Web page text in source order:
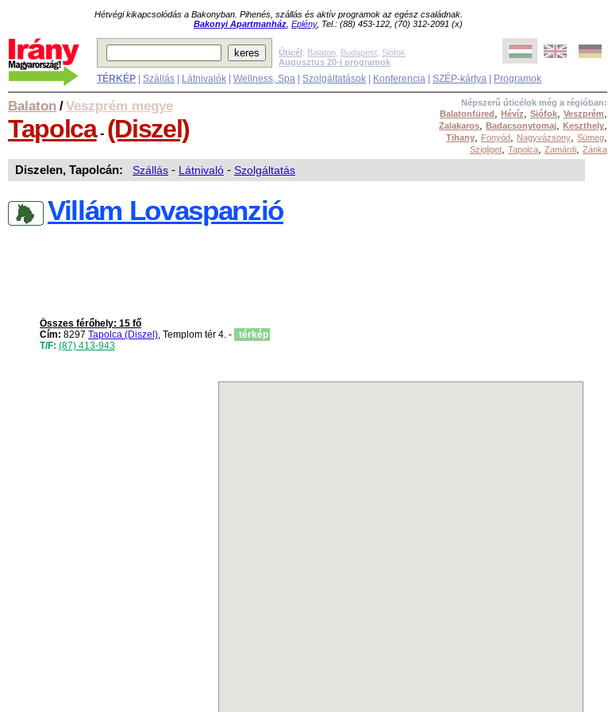
Hétvégi kikapcsolódás a Bakonyban. Pihenés, szállás és aktív programok az egész családnak.
Bakonyi Apartmanház Eplény, Tel.: (88) 453-122, (70) 312-2091 (x)
Úticél: Balaton Budapest Siófok
Augusztus 20-i programok
TÉRKÉP Szállás Látnivalók Wellness, Spa Szolgáltatások Konferencia SZÉP-kártya Programok
Népszerű úticélok még a régióban:
Balatonfüred, Hévíz, Siófok, Veszprém,
Zalakaros, Badacsonytomaj, Keszthely,
Tihany, Fonyód, Nagyvázsony, Sümeg,
Szigliget, Tapolca, Zamárdi, Zánka
Balaton /Veszprém megye
Tapolca - (Diszel)
Diszelen, Tapolcán: Szállás - Látnivaló - Szolgáltatás
Villám Lovaspanzió
Összes férőhely: 15 fő
Cím: 8297 Tapolca (Diszel), Templom tér 4. -
térkép
T/F: (87) 413-943